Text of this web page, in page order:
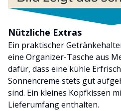
Nützliche Extras
Ein praktischer
eine Organizer-Tasche aus
dafür, dass eine kühle
Sonnencreme stets gut
sind. Ein kleines Kopfkissen
Lieferumfang enthalten.